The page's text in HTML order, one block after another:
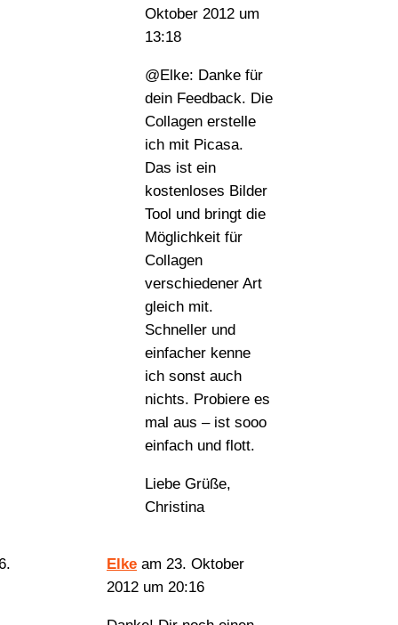
Oktober 2012 um
13:18
@Elke: Danke für
dein Feedback. Die
Collagen erstelle
ich mit Picasa.
Das ist ein
kostenloses Bilder
Tool und bringt die
Möglichkeit für
Collagen
verschiedener Art
gleich mit.
Schneller und
einfacher kenne
ich sonst auch
nichts. Probiere es
mal aus – ist sooo
einfach und flott.
Liebe Grüße,
Christina
Elke am 23. Oktober
2012 um 20:16